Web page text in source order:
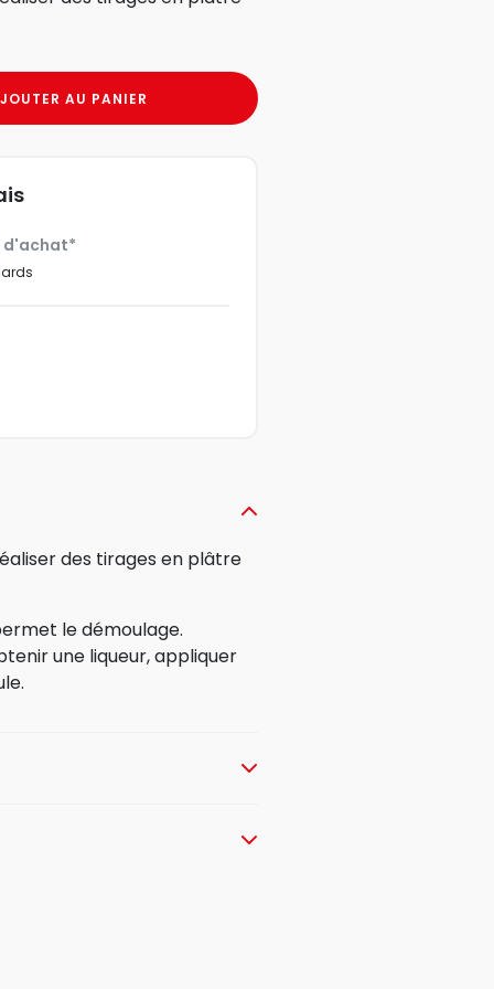
AU PANIER
d'achat*
des tirages en plâtre
le démoulage.
une liqueur, appliquer